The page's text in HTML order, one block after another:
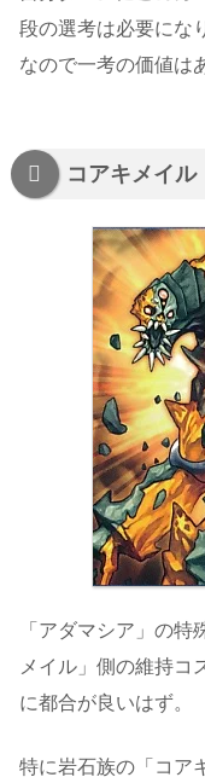
段の選考は必要にな
なので一考の価値は
コアキメイル
「アダマシア」の
メイル」側の維持コ
に都合が良いはず。
特に岩石族の「コア